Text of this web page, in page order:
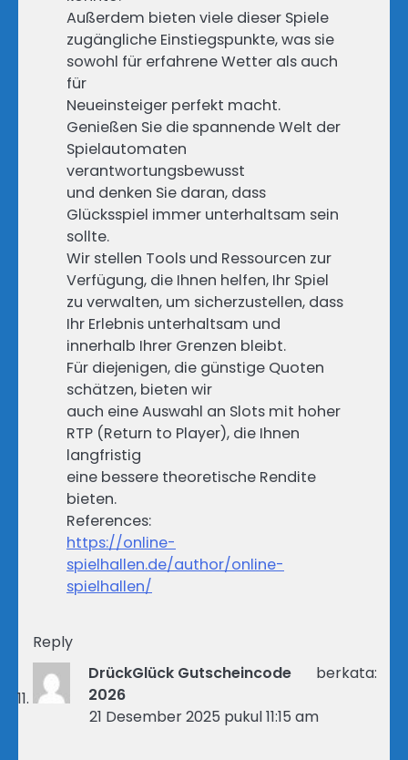
Außerdem bieten viele dieser Spiele
zugängliche Einstiegspunkte, was sie
sowohl für erfahrene Wetter als auch
für
Neueinsteiger perfekt macht.
Genießen Sie die spannende Welt der
Spielautomaten
verantwortungsbewusst
und denken Sie daran, dass
Glücksspiel immer unterhaltsam sein
sollte.
Wir stellen Tools und Ressourcen zur
Verfügung, die Ihnen helfen, Ihr Spiel
zu verwalten, um sicherzustellen, dass
Ihr Erlebnis unterhaltsam und
innerhalb Ihrer Grenzen bleibt.
Für diejenigen, die günstige Quoten
schätzen, bieten wir
auch eine Auswahl an Slots mit hoher
RTP (Return to Player), die Ihnen
langfristig
eine bessere theoretische Rendite
bieten.
References:
https://online-
spielhallen.de/author/online-
spielhallen/
Reply
DrückGlück Gutscheincode
2026
berkata:
21 Desember 2025 pukul 11:15 am